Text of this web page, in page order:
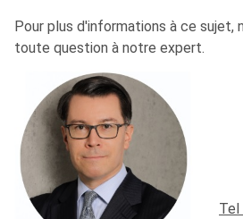
Pour plus d'informations à ce sujet,
toute question à notre expert.
Tel